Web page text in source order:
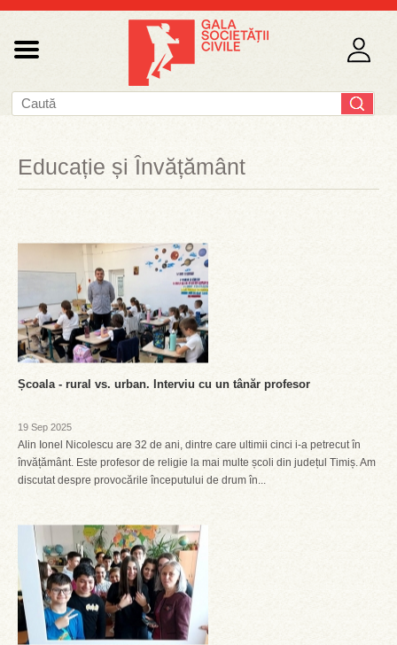
Educație și Învățământ
Școala - rural vs. urban. Interviu cu un tânăr profesor
19 Sep 2025
Alin Ionel Nicolescu are 32 de ani, dintre care ultimii cinci i-a petrecut în
învățământ. Este profesor de religie la mai multe școli din județul Timiș. Am
discutat despre provocările începutului de drum în...